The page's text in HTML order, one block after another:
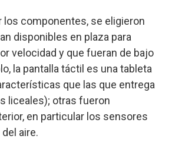
los componentes, se eligieron
disponibles en plaza para
velocidad y que fueran de bajo
la pantalla táctil es una tableta
que las que entrega
liceales); otras fueron
en particular los sensores
aire.